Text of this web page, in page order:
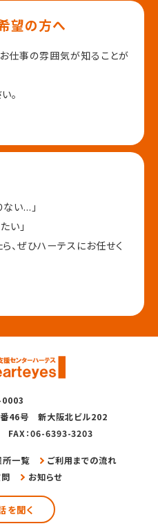
望の方へ
お仕事の雰囲気が知ることが
。
い...」
い」
、ぜひハーテスにお任せく
0003
46号 新大阪北ビル202
FAX：06-6393-3203
所一覧
ご利用までの流れ
お知らせ
を聞く